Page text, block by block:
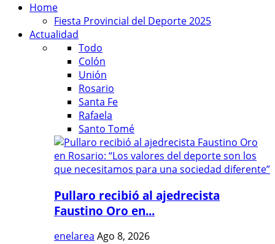
Home
Fiesta Provincial del Deporte 2025
Actualidad
Todo
Colón
Unión
Rosario
Santa Fe
Rafaela
Santo Tomé
Pullaro recibió al ajedrecista
Faustino Oro en...
enelarea Ago 8, 2026